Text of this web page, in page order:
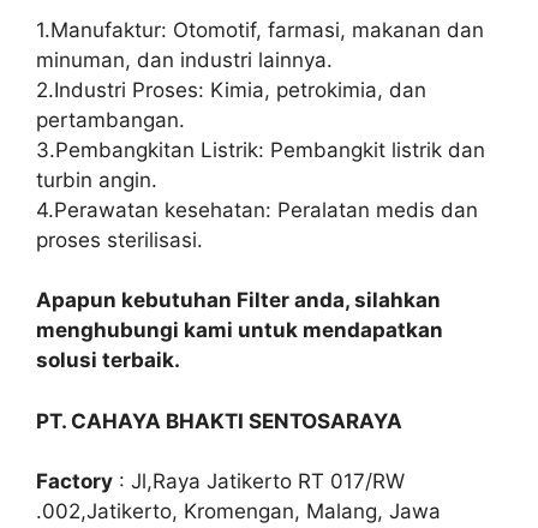
1.Manufaktur: Otomotif, farmasi, makanan dan
minuman, dan industri lainnya.
2.Industri Proses: Kimia, petrokimia, dan
pertambangan.
3.Pembangkitan Listrik: Pembangkit listrik dan
turbin angin.
4.Perawatan kesehatan: Peralatan medis dan
proses sterilisasi.
Apapun kebutuhan Filter anda, silahkan
menghubungi kami untuk mendapatkan
solusi terbaik.
PT. CAHAYA BHAKTI SENTOSARAYA
Factory : Jl,Raya Jatikerto RT 017/RW
.002,Jatikerto, Kromengan, Malang, Jawa